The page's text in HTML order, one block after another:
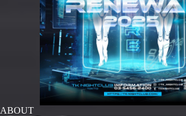
ABOUT